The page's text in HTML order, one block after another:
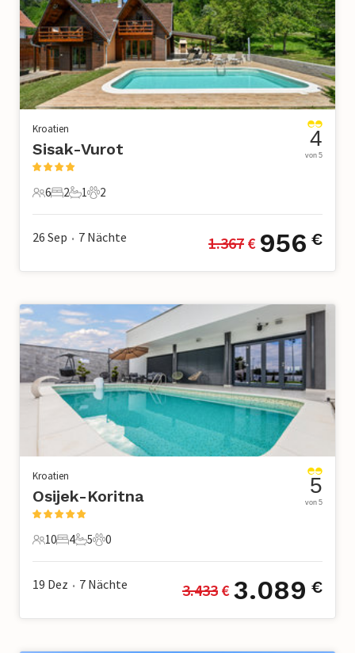
Kroatien
Sisak-Vurot
6 Gäste
6
2 Schlafzimmer
2
1 Badezimmer
1
2 Haustiere
2
4
von 5
26 Sep • 7 Nächte 1.367 € 956 €
Kroatien
Osijek-Koritna
10 Gäste
10
4 Schlafzimmer
4
5 Badezimmer
5
0 Haustiere
0
5
von 5
19 Dez • 7 Nächte 3.433 € 3.089 €